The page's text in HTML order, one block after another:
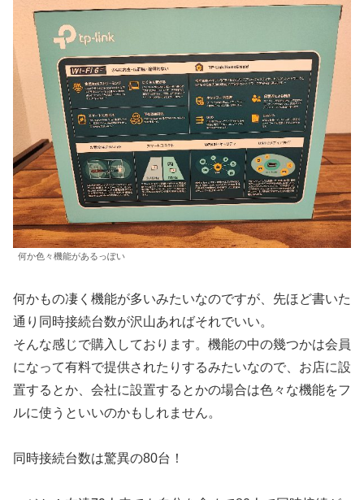
何か色々機能があるっぽい
何かもの凄く機能が多いみたいなのですが、先ほど書いた
通り同時接続台数が沢山あればそれでいい。
そんな感じで購入しております。機能の中の幾つかは会員
になって有料で提供されたりするみたいなので、お店に設
置するとか、会社に設置するとかの場合は色々な機能をフ
ルに使うといいのかもしれません。
同時接続台数は驚異の80台！